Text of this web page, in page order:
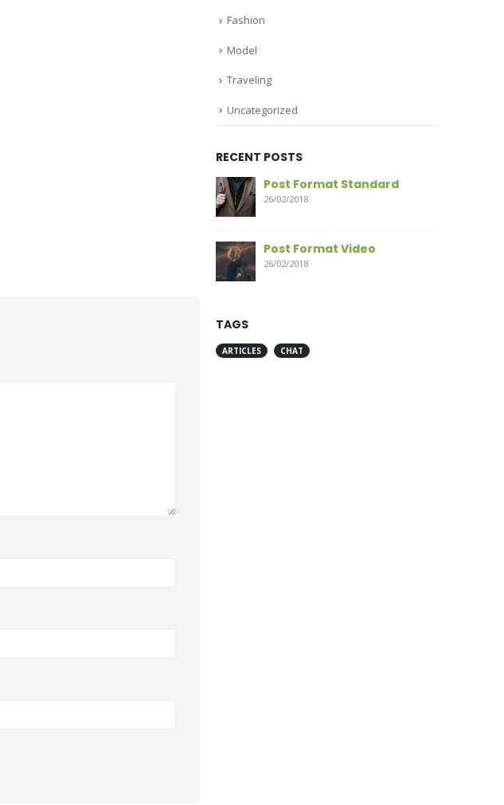
Fashion
Model
Traveling
Uncategorized
RECENT POSTS
Post Format Standard
26/02/2018
Post Format Video
26/02/2018
TAGS
ARTICLES CHAT